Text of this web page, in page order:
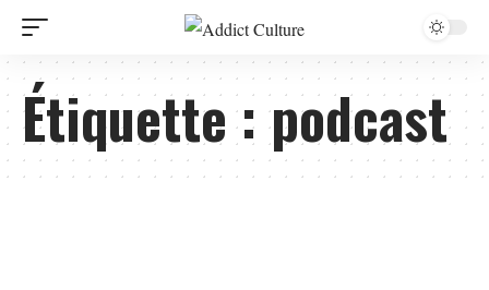
Étiquette :podcast